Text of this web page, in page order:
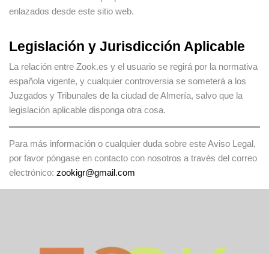
enlazados desde este sitio web.
Legislación y Jurisdicción Aplicable
La relación entre Zook.es y el usuario se regirá por la normativa
española vigente, y cualquier controversia se someterá a los
Juzgados y Tribunales de la ciudad de Almería, salvo que la
legislación aplicable disponga otra cosa.
Para más información o cualquier duda sobre este Aviso Legal,
por favor póngase en contacto con nosotros a través del correo
electrónico: zookigr@gmail.com